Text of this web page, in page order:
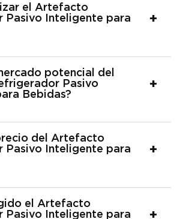
el Artefacto
Pasivo Inteligente para
potencial del
Pasivo
Bebidas?
del Artefacto
Pasivo Inteligente para
el Artefacto
Pasivo Inteligente para